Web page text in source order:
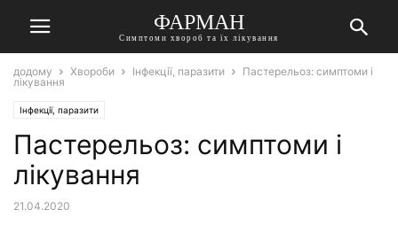
ФАРМАН
Симптоми хвороб та їх лікування
додому Хвороби Інфекції, паразити
Пастерельоз: симптоми і
лікування
Інфекції, паразити
Пастерельоз: симптоми і
лікування
21.04.2020